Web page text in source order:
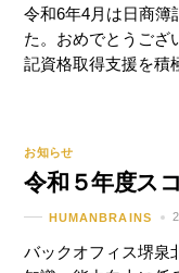
令和6年4月は日商簿
た。おめでとうござ
記資格取得支援を積
お知らせ
令和５年度ス
HUMANBRAINS
バックオフィス堺泉